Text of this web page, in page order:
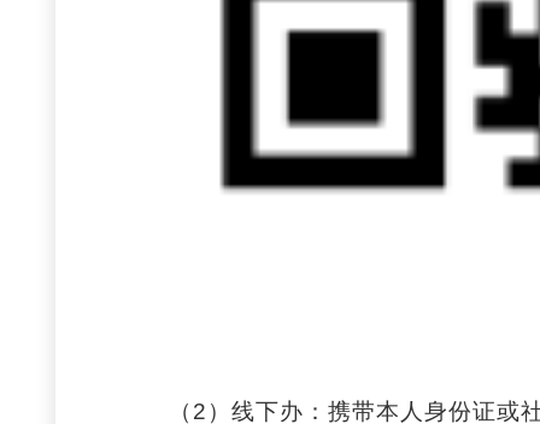
（2）线下办：携带本人身份证